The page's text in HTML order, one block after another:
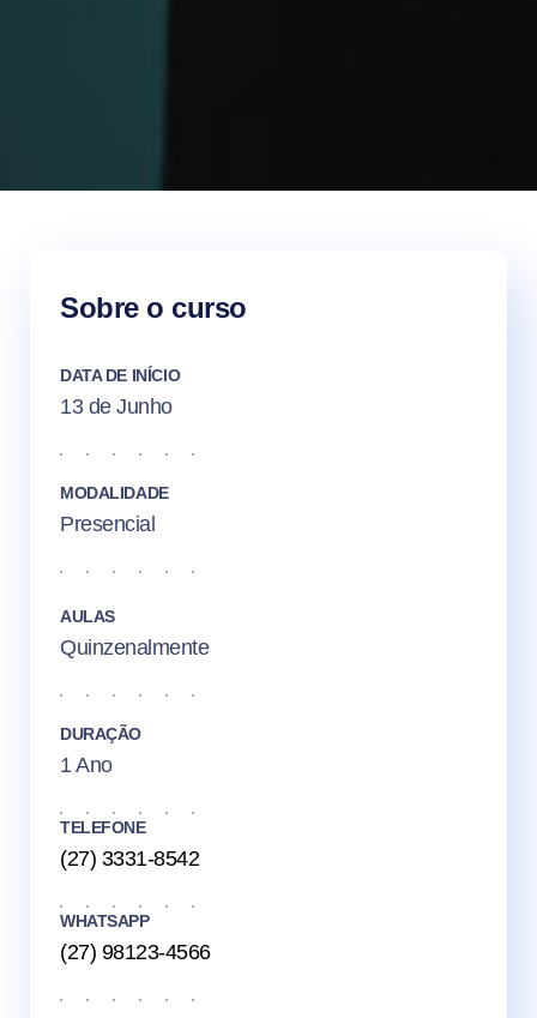
Sobre o curso
DATA DE INÍCIO
13 de Junho
MODALIDADE
Presencial
AULAS
Quinzenalmente
DURAÇÃO
1 Ano
TELEFONE
(27) 3331-8542
WHATSAPP
(27) 98123-4566